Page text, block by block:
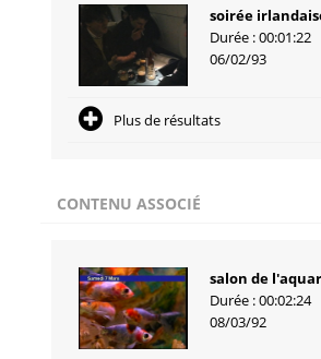
soirée
Durée : 00:01:22
06/02/93
Plus de résultats
CONTENU ASSOCIÉ
salon de
Durée : 00:02:24
08/03/92